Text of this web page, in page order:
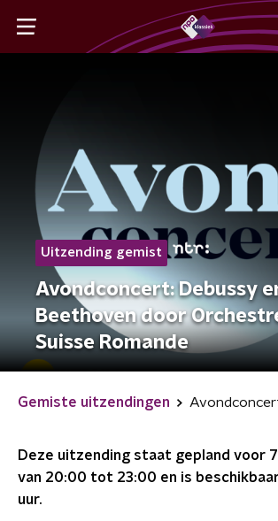
Uitzending gemist
Avondconcert: Debussy
Beethoven door
Suisse Romande
Gemiste uitzendingen
Deze uitzending staat gepland voor
van 20:00 tot 23:00 en is
uur.